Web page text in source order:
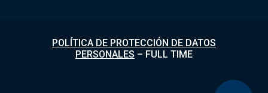
POLÍTICA DE PROTECCIÓN DE DATOS
PERSONALES – FULL TIME